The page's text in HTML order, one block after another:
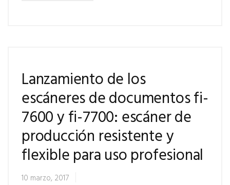
Lanzamiento de los
escáneres de documentos fi-
7600 y fi-7700: escáner de
producción resistente y
flexible para uso profesional
10 marzo, 2017